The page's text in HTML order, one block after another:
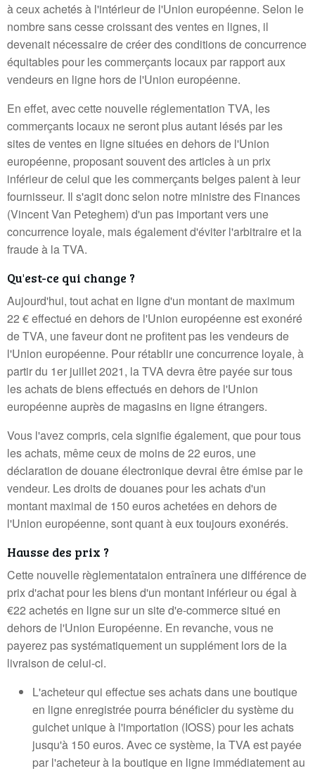
à ceux achetés à l'intérieur de l'Union européenne. Selon le
nombre sans cesse croissant des ventes en lignes, il
devenait nécessaire de créer des conditions de concurrence
équitables pour les commerçants locaux par rapport aux
vendeurs en ligne hors de l'Union européenne.
En effet, avec cette nouvelle réglementation TVA, les
commerçants locaux ne seront plus autant lésés par les
sites de ventes en ligne situées en dehors de l'Union
européenne, proposant souvent des articles à un prix
inférieur de celui que les commerçants belges paient à leur
fournisseur. Il s'agit donc selon notre ministre des Finances
(Vincent Van Peteghem) d'un pas important vers une
concurrence loyale, mais également d'éviter l'arbitraire et la
fraude à la TVA.
Qu'est-ce qui change ?
Aujourd'hui, tout achat en ligne d'un montant de maximum
22 € effectué en dehors de l'Union européenne est exonéré
de TVA, une faveur dont ne profitent pas les vendeurs de
l'Union européenne. Pour rétablir une concurrence loyale, à
partir du 1er juillet 2021, la TVA devra être payée sur tous
les achats de biens effectués en dehors de l'Union
européenne auprès de magasins en ligne étrangers.
Vous l'avez compris, cela signifie également, que pour tous
les achats, même ceux de moins de 22 euros, une
déclaration de douane électronique devrai être émise par le
vendeur. Les droits de douanes pour les achats d'un
montant maximal de 150 euros achetées en dehors de
l'Union européenne, sont quant à eux toujours exonérés.
Hausse des prix ?
Cette nouvelle règlementataion entraînera une différence de
prix d'achat pour les biens d'un montant inférieur ou égal à
€22 achetés en ligne sur un site d'e-commerce situé en
dehors de l'Union Européenne. En revanche, vous ne
payerez pas systématiquement un supplément lors de la
livraison de celui-ci.
L'acheteur qui effectue ses achats dans une boutique
en ligne enregistrée pourra bénéficier du système du
guichet unique à l'importation (IOSS) pour les achats
jusqu'à 150 euros. Avec ce système, la TVA est payée
par l'acheteur à la boutique en ligne immédiatement au